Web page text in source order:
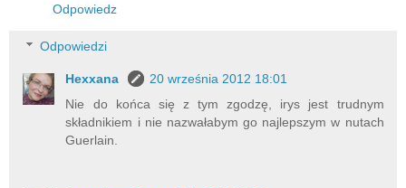
Odpowiedz
Odpowiedzi
Hexxana
20 września 2012 18:01
Nie do końca się z tym zgodzę, irys jest trudnym
składnikiem i nie nazwałabym go najlepszym w nutach
Guerlain.